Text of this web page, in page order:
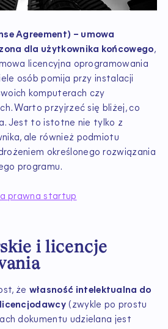
Agreement) – umowa
dla użytkownika końcowego,
licencyjna oprogramowania
osób pomija przy instalacji
komputerach czy
Warto przyjrzeć się bliżej, co
Jest to istotne nie tylko z
ale również podmiotu
określonego rozwiązania
programu.
prawna startup
i licencje
że własność intelektualna do
(zwykle po prostu
dokumentu udzielana jest